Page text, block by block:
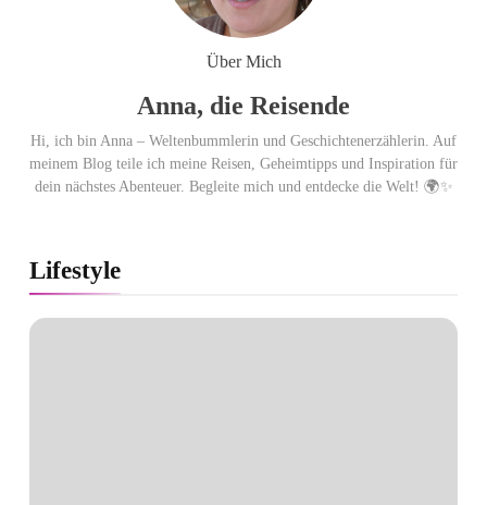
Glashütte erzielt 94 von 100
Punkten.
Über Mich
Anna, die Reisende
Hi, ich bin Anna – Weltenbummlerin und Geschichtenerzählerin. Auf
meinem Blog teile ich meine Reisen, Geheimtipps und Inspiration für
dein nächstes Abenteuer. Begleite mich und entdecke die Welt! 🌍✨
Lifestyle